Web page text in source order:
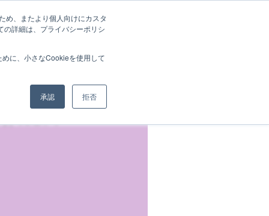
め、またより個人向けにカスタ
詳細は、プライバシーポリシ
に、小さなCookieを使用して
承認 拒否
Product Info Solutions